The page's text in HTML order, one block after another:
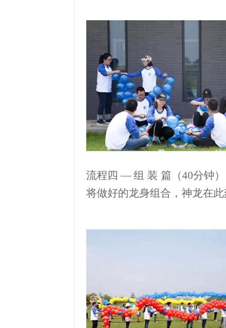
流程四 — 组 装 篇（40分钟）
将做好的龙身组合，神龙在